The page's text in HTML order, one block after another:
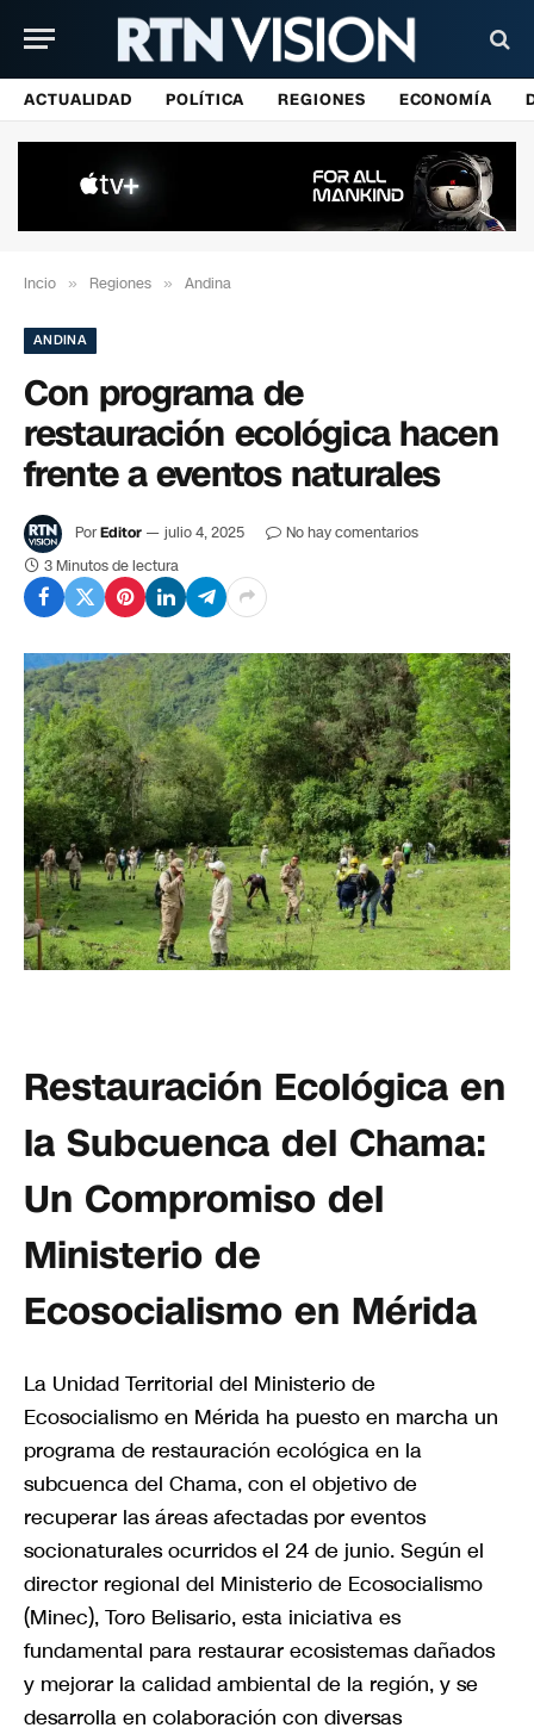
ACTUALIDAD POLÍTICA REGIONES ECONOMÍA
Incio » Regiones » Andina
ANDINA
Con programa de
restauración ecológica hacen
frente a eventos naturales
PorEditor julio 4, 2025
No hay comentarios
3 Minutos de lectura
Restauración Ecológica en
la Subcuenca del Chama:
Un Compromiso del
Ministerio de
Ecosocialismo en Mérida
La Unidad Territorial del Ministerio de
Ecosocialismo en Mérida ha puesto en marcha un
programa de restauración ecológica en la
subcuenca del Chama, con el objetivo de
recuperar las áreas afectadas por eventos
socionaturales ocurridos el 24 de junio. Según el
director regional del Ministerio de Ecosocialismo
(Minec), Toro Belisario, esta iniciativa es
fundamental para restaurar ecosistemas dañados
y mejorar la calidad ambiental de la región, y se
desarrolla en colaboración con diversas